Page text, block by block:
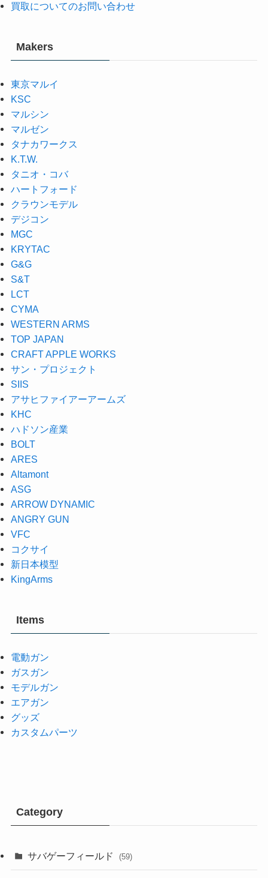
買取についてのお問い合わせ
Makers
東京マルイ
KSC
マルシン
マルゼン
タナカワークス
K.T.W.
タニオ・コバ
ハートフォード
クラウンモデル
デジコン
MGC
KRYTAC
G&G
S&T
LCT
CYMA
WESTERN ARMS
TOP JAPAN
CRAFT APPLE WORKS
サン・プロジェクト
SIIS
アサヒファイアーアームズ
KHC
ハドソン産業
BOLT
ARES
Altamont
ASG
ARROW DYNAMIC
ANGRY GUN
VFC
コクサイ
新日本模型
KingArms
Items
電動ガン
ガスガン
モデルガン
エアガン
グッズ
カスタムパーツ
Category
サバゲーフィールド (59)